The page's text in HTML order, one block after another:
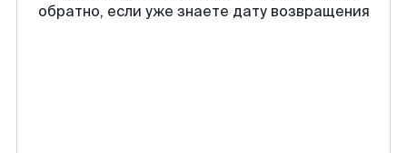
обратно, если уже знаете дату возвращения